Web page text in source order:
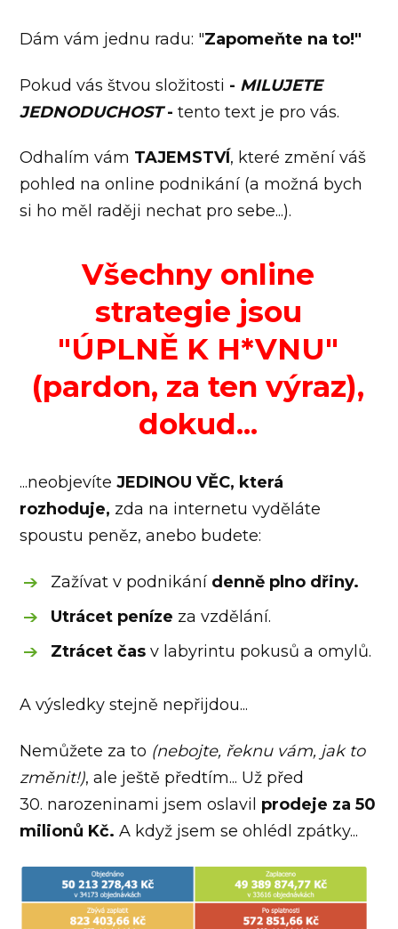
Dám vám jednu radu: "Zapomeňte na to!"
Pokud vás štvou složitosti - MILUJETE
JEDNODUCHOST - tento text je pro vás.
Odhalím vám TAJEMSTVÍ, které změní váš
pohled na online podnikání (a možná bych
si ho měl raději nechat pro sebe...).
Všechny online
strategie jsou
"ÚPLNĚ K H*VNU"
(pardon, za ten výraz),
dokud...
...neobjevíteJEDINOU VĚC, která
rozhoduje, zda na internetu vyděláte
spoustu peněz, anebo budete:
Zažívat v podnikání denně plno dřiny.
Utrácet peníze za vzdělání.
Ztrácet časv labyrintu pokusů a omylů.
A výsledky stejně nepřijdou...
Nemůžete za to (nebojte, řeknu vám, jak to
změnit!), ale ještě předtím... Už před
30. narozeninami jsem oslavil prodeje za 50
milionů Kč. A když jsem se ohlédl zpátky...